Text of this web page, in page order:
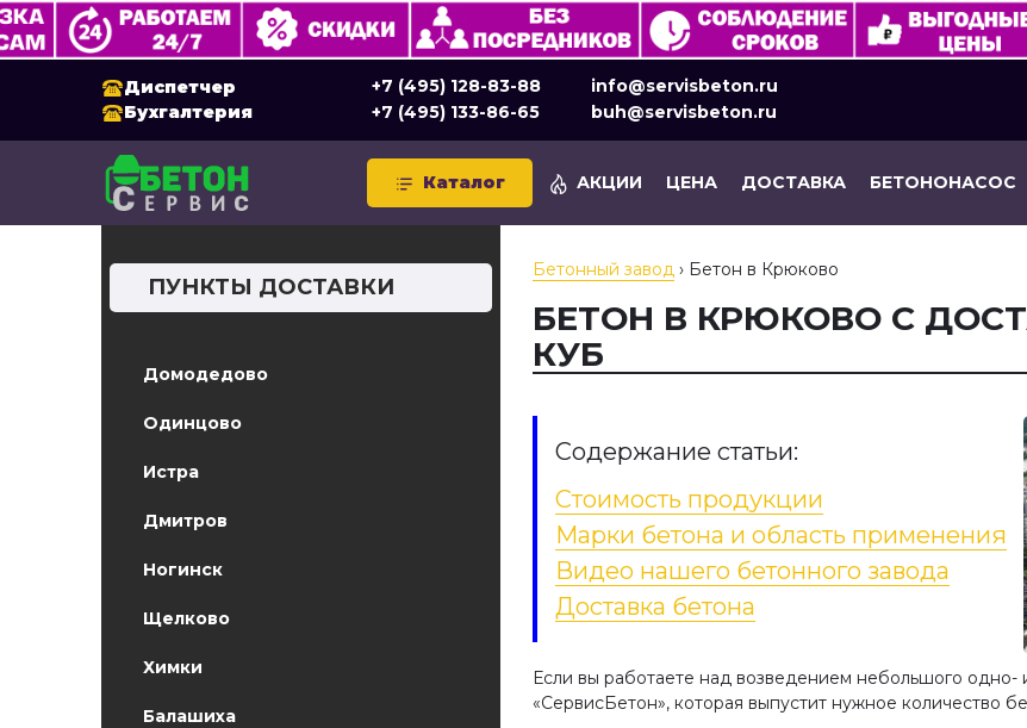
Диспетчер
Бухгалтерия
+7 (495) 128-83-88
+7 (495) 133-86-65
info@servisbeton.ru
buh@servisbeton.ru
Каталог АКЦИИ ЦЕНА ДОСТАВКА БЕТОНОНАСОС
ПУНКТЫ ДОСТАВКИ
Домодедово
Одинцово
Истра
Дмитров
Ногинск
Щелково
Химки
Балашиха
Бетонный завод › Бетон в Крюково
БЕТОН В КРЮКОВО С
КУБ
Содержание статьи:
Стоимость продукции
Марки бетона и область применения
Видео нашего бетонного завода
Доставка бетона
Если вы работаете над возведением небольшого одно-
«СервисБетон», которая выпустит нужное количество